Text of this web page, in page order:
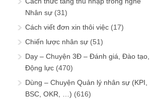
Nhân sự (31)
Cách viết đơn xin thôi việc (17)
Chiến lược nhân sự (51)
Dạy – Chuyện 3Đ – Đánh giá, Đào tạo,
Động lực (470)
Dùng – Chuyện Quản lý nhân sự (KPI,
BSC, OKR, …) (616)